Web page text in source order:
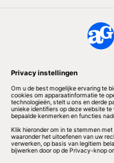
Redactionele partner